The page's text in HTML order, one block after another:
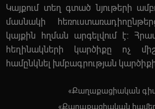
Կայքում տեղ գտած նյութերի
մասնակի
կայքին հղման արգելվում է:
հեղինակների կարծիքը ոչ
համընկնել խմբագրության
«Քաղաքացիական
«Քաղաքացիական